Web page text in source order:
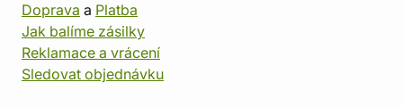
Doprava a Platba
Jak balíme zásilky
Reklamace a vrácení
Sledovat objednávku